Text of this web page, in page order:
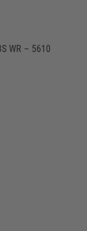
WR – 5610